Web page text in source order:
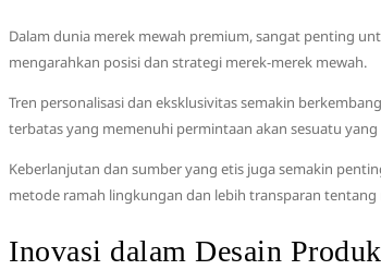
Dalam dunia merek mewah premium, sangat penting
mengarahkan posisi dan strategi merek-merek mewah.
Tren personalisasi dan eksklusivitas semakin
terbatas yang memenuhi permintaan akan sesuatu yang
Keberlanjutan dan sumber yang etis juga semakin
metode ramah lingkungan dan lebih transparan
Inovasi dalam Desain